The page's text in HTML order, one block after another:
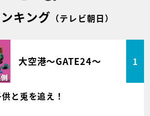
キング （テレビ朝日）
大空港～GATE24～ 1
と兎を追え！